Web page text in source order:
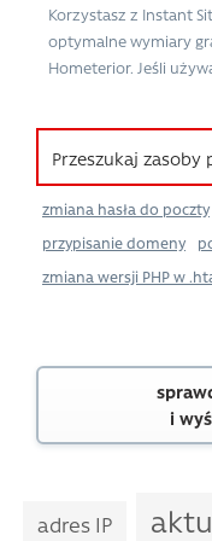
Korzystasz z Instant
optymalne wymiary
Hometerior. Jeśli
zmiana hasła do poczty
przypisanie domeny
zmiana wersji PHP w
i
adres IP